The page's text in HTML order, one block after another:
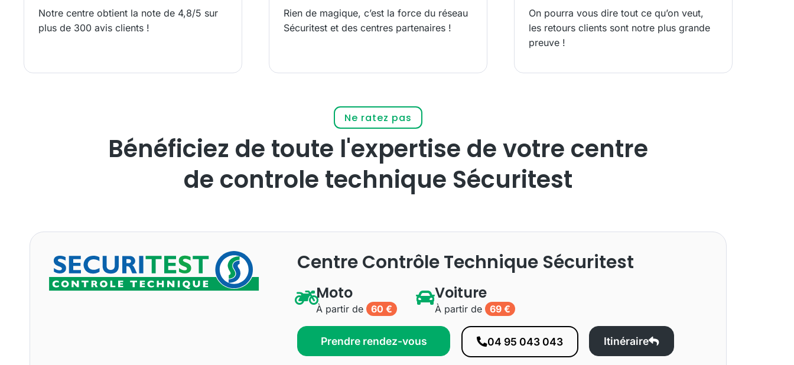
Notre centre obtient la note de 4,8/5 sur
plus de 300 avis clients !
Rien de magique, c’est la force du réseau
Sécuritest et des centres partenaires !
On pourra vous dire tout ce qu’on veut,
les retours clients sont notre plus grande
preuve !
Ne ratez pas
Bénéficiez de toute l'expertise de votre centre
de controle technique Sécuritest
Centre Contrôle Technique Sécuritest
Moto
À partir de 60 €
Voiture
À partir de 69 €
Prendre rendez-vous 04 95 043 043 Itinéraire